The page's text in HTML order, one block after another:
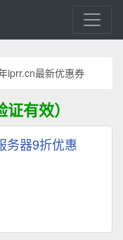
iprr.cn最新优惠券
有效）
务器9折优惠